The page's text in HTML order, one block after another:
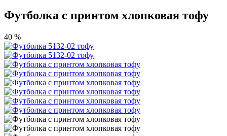
Футболка с принтом хлопковая тофу
40 %